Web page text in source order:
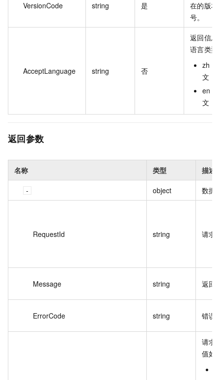
VersionCode string 是
在的版本
号。
AcceptLanguage string 否
返回信息
语言类型
zh：
文
en：
文
返回参数
名称 类型 描述
object 数据
RequestId string 请求
Message string 返回
ErrorCode string 错误
请求
值如